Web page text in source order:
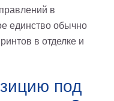
в
единство обычно
в отделке и
под